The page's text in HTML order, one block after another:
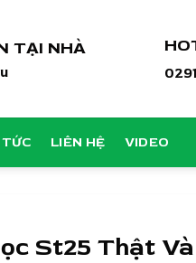
TẠI NHÀ
LIÊN HỆ VIDEO
St25 Thật